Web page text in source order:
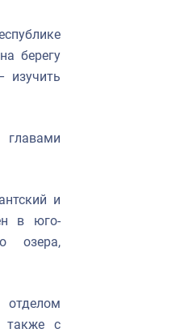
берегу
изучить
и
в юго-
озера,
также с